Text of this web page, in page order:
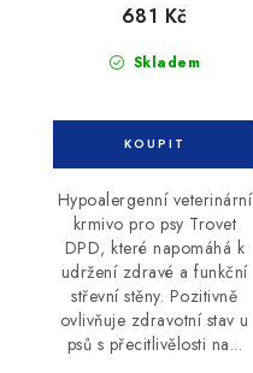
Skladem
681 Kč
Hypoalergenní veterinární
krmivo pro psy Trovet
DPD, které napomáhá k
udržení zdravé a funkční
střevní stěny. Pozitivně
ovlivňuje zdravotní stav u
psů s přecitlivělosti na...